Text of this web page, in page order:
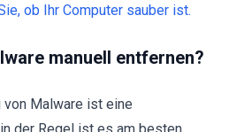
ob Ihr Computer sauber ist.
manuell entfernen?
von Malware ist eine
der Regel ist es am besten,